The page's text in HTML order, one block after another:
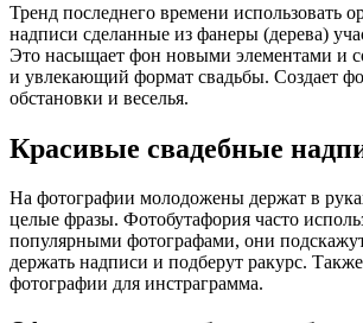
Тренд последнего времени использовать
надписи сделанные из фанеры (дерева)
Это насыщает фон новыми элементами и
и увлекающий формат свадьбы. Создает
обстановки и веселья.
Красивые свадебные
На фотографии молодожены держат в
целые фразы. Фотобутафория часто
популярными фотографами, они
держать надписи и подберут ракурс.
фотографии для инстраграмма.